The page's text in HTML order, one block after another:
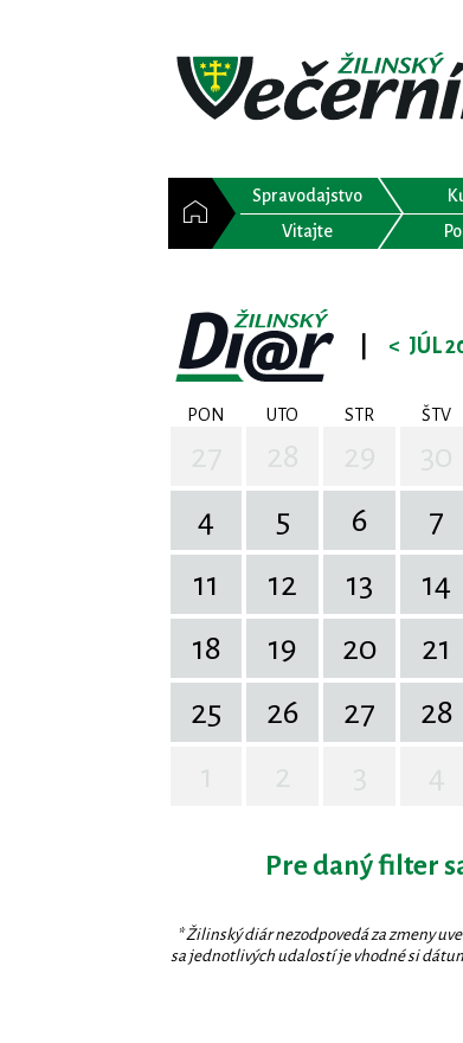
Spravodajstvo
Vitajte
< JÚL
PON UTO STR ŠTV
4
5 6 7
11
12 13 14
18
19 20 21
25
26 27 28
Pre daný filter
* Žilinský diár nezodpovedá za zmeny
sa jednotlivých udalostí je vhodné si